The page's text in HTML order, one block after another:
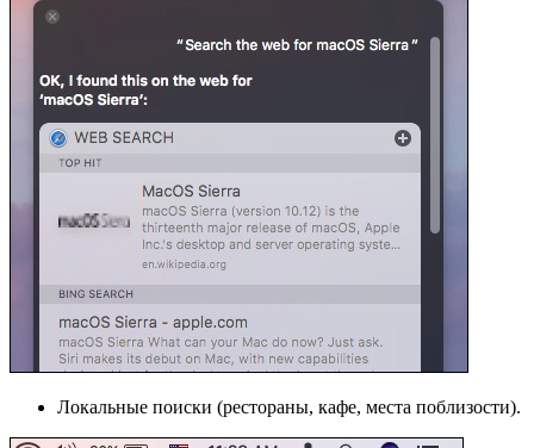
Локальные поиски (рестораны, кафе, места поблизости).